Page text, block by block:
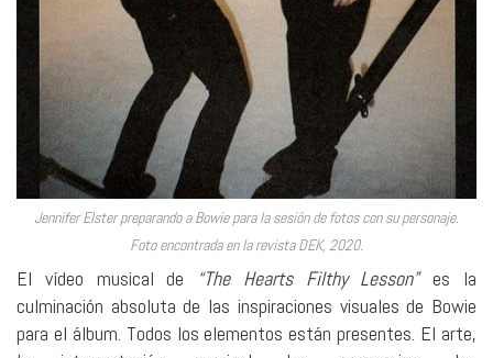
Jennifer Elster preparando a Bowie para la sesión de fotos con su personaje.
Foto encontrada en la revista DEK, 2020.
El vídeo musical de “The Hearts Filthy Lesson”es la
culminación absoluta de las inspiraciones visuales de Bowie
para el álbum. Todos los elementos están presentes. El arte,